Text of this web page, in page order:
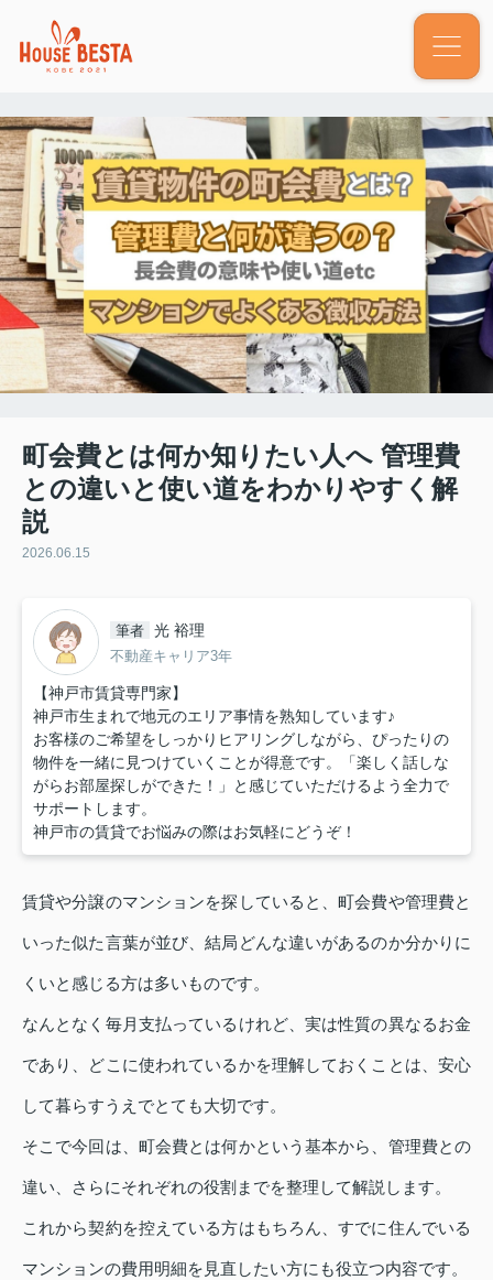
町会費とは何か知りたい人へ 管理費
との違いと使い道をわかりやすく解
説
2026.06.15
筆者 光 裕理
不動産キャリア3年
【神戸市賃貸専門家】
神戸市生まれで地元のエリア事情を熟知しています♪
お客様のご希望をしっかりヒアリングしながら、ぴったりの
物件を一緒に見つけていくことが得意です。「楽しく話しな
がらお部屋探しができた！」と感じていただけるよう全力で
サポートします。
神戸市の賃貸でお悩みの際はお気軽にどうぞ！
賃貸や分譲のマンションを探していると、町会費や管理費と
いった似た言葉が並び、結局どんな違いがあるのか分かりに
くいと感じる方は多いものです。
なんとなく毎月支払っているけれど、実は性質の異なるお金
であり、どこに使われているかを理解しておくことは、安心
して暮らすうえでとても大切です。
そこで今回は、町会費とは何かという基本から、管理費との
違い、さらにそれぞれの役割までを整理して解説します。
これから契約を控えている方はもちろん、すでに住んでいる
マンションの費用明細を見直したい方にも役立つ内容です。